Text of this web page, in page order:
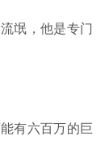
氓，他是专门
有六百万的巨